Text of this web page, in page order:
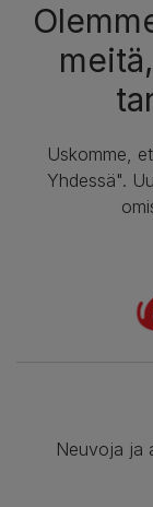
Uskomme,
Yhdessä".
Neuvoja ja